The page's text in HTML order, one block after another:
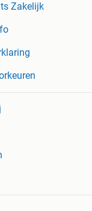
Zakelijk